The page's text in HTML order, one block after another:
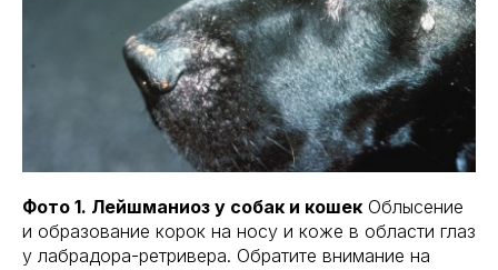
Фото 1. Лейшманиоз у собак и кошек Облысение
и образование корок на носу и коже в области глаз
у лабрадора-ретривера. Обратите внимание на